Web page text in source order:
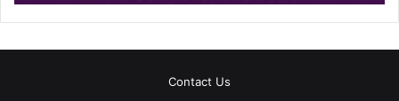
Contact Us